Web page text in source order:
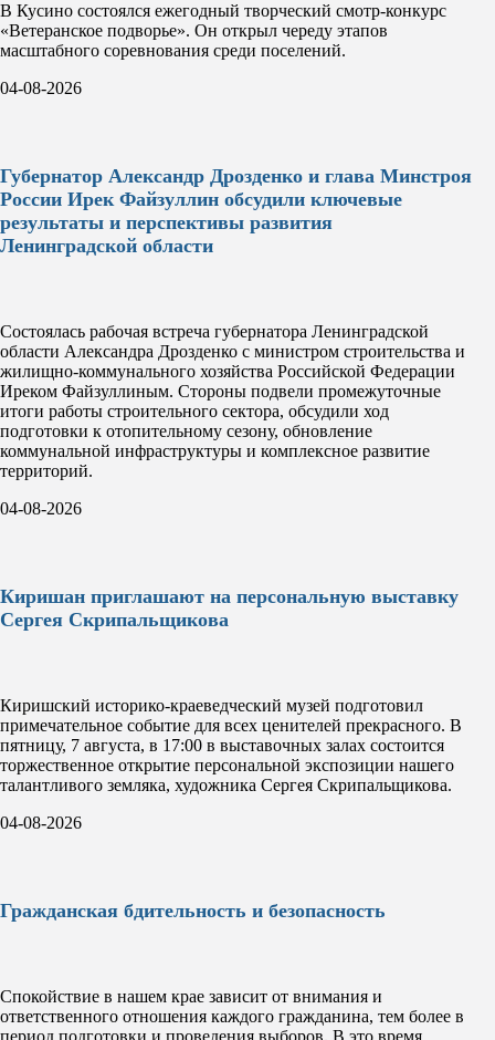
В Кусино состоялся ежегодный творческий смотр-конкурс
«Ветеранское подворье». Он открыл череду этапов
масштабного соревнования среди поселений.
04-08-2026
Губернатор Александр Дрозденко и глава Минстроя
России Ирек Файзуллин обсудили ключевые
результаты и перспективы развития
Ленинградской области
Состоялась рабочая встреча губернатора Ленинградской
области Александра Дрозденко с министром строительства и
жилищно-коммунального хозяйства Российской Федерации
Иреком Файзуллиным. Стороны подвели промежуточные
итоги работы строительного сектора, обсудили ход
подготовки к отопительному сезону, обновление
коммунальной инфраструктуры и комплексное развитие
территорий.
04-08-2026
Киришан приглашают на персональную выставку
Сергея Скрипальщикова
Киришский историко-краеведческий музей подготовил
примечательное событие для всех ценителей прекрасного. В
пятницу, 7 августа, в 17:00 в выставочных залах состоится
торжественное открытие персональной экспозиции нашего
талантливого земляка, художника Сергея Скрипальщикова.
04-08-2026
Гражданская бдительность и безопасность
Спокойствие в нашем крае зависит от внимания и
ответственного отношения каждого гражданина, тем более в
период подготовки и проведения выборов. В это время